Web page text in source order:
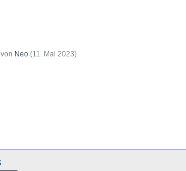
Neo (11. Mai 2023)